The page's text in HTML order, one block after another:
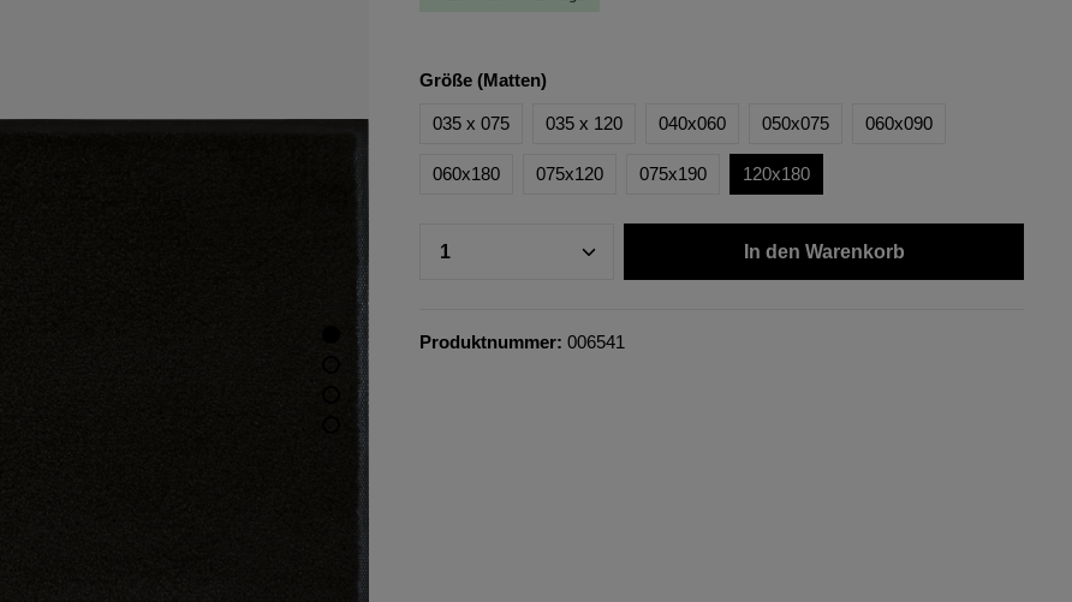
Größe (Matten)
035 x 075 035 x 120 040x060 050x075 060x090
060x180 075x120 075x190 120x180
In den Warenkorb
Produktnummer: 006541